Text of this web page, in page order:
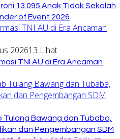
13.095 Anak Tidak Sekolah
of Event 2026
202613 Lihat
TNI AU di Era Ancaman
Tulang Bawang dan Tubaba,
dan Pengembangan SDM